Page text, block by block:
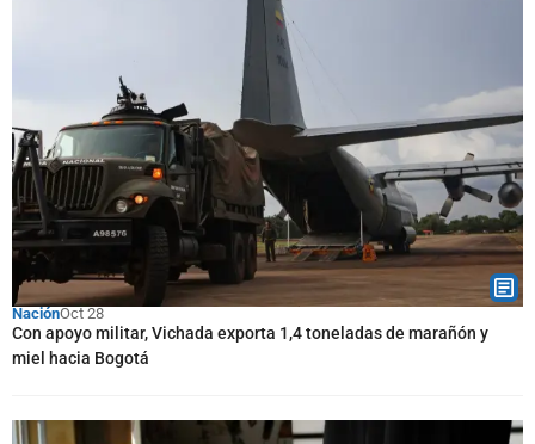
NaciónOct 28
Con apoyo militar, Vichada exporta 1,4 toneladas de marañón y
miel hacia Bogotá